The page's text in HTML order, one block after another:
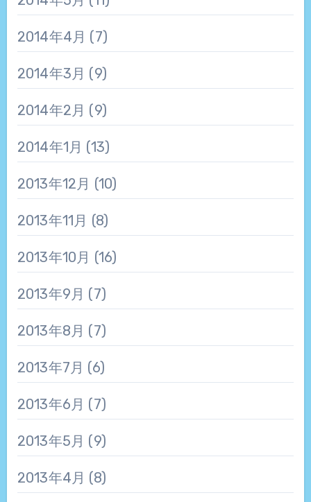
2014年4月 (7)
2014年3月 (9)
2014年2月 (9)
2014年1月 (13)
2013年12月 (10)
2013年11月 (8)
2013年10月 (16)
2013年9月 (7)
2013年8月 (7)
2013年7月 (6)
2013年6月 (7)
2013年5月 (9)
2013年4月 (8)